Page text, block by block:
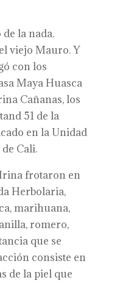
la nada.
viejo Mauro. Y
con los
Maya Huasca
Cañanas, los
51 de la
en la Unidad
Cali.
frotaron en
Herbolaria,
marihuana,
romero,
que se
consiste en
de la piel que